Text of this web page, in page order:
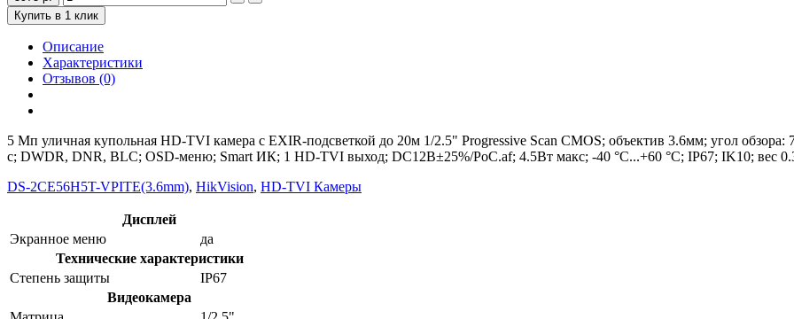
Купить в 1 клик
Описание
Характеристики
Отзывов (0)
5 Мп уличная купольная HD-TVI камера с EXIR-подсветкой до 20м 1/2.5" Progressive Scan CMOS; объектив 3.6мм; угол
с; DWDR, DNR, BLC; OSD-меню; Smart ИК; 1 HD-TVI выход; DC12В±25%/PoC.af; 4.5Вт макс; -40 °C...+60 °C; IP67; IK10; вес
DS-2CE56H5T-VPITE(3.6mm), HikVision, HD-TVI Камеры
Дисплей
Экранное меню
да
Технические характеристики
Степень защиты
IP67
Видеокамера